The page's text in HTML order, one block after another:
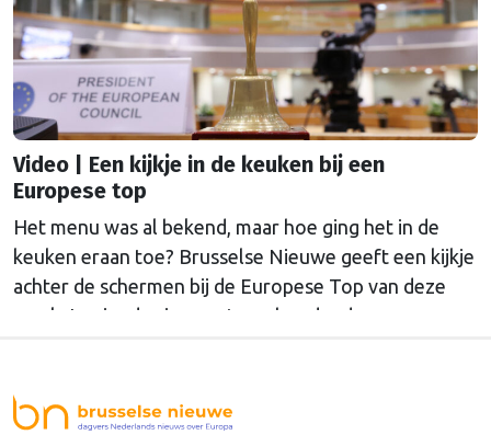
Commissie en Parlement voorzat.
Video | Een kijkje in de keuken bij een
Europese top
Het menu was al bekend, maar hoe ging het in de
keuken eraan toe? Brusselse Nieuwe geeft een kijkje
achter de schermen bij de Europese Top van deze
week. Loeiende sirenes, terughoudende
Nieuwe ook, om de belangrijkste evenementen op
z’n dag te …Continued